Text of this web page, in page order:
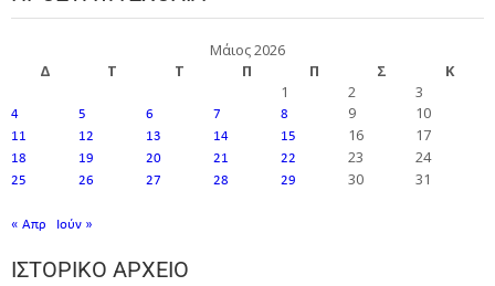
Μάιος 2026
Δ
Τ Τ Π Π Σ
Κ
1
2 3
4 5 6 7 8 9 10
11 12 13 14 15 16 17
18 19 20 21 22 23 24
25 26 27 28 29 30 31
« Απρ Ιούν »
ΙΣΤΟΡΙΚΌ ΑΡΧΕΊΟ